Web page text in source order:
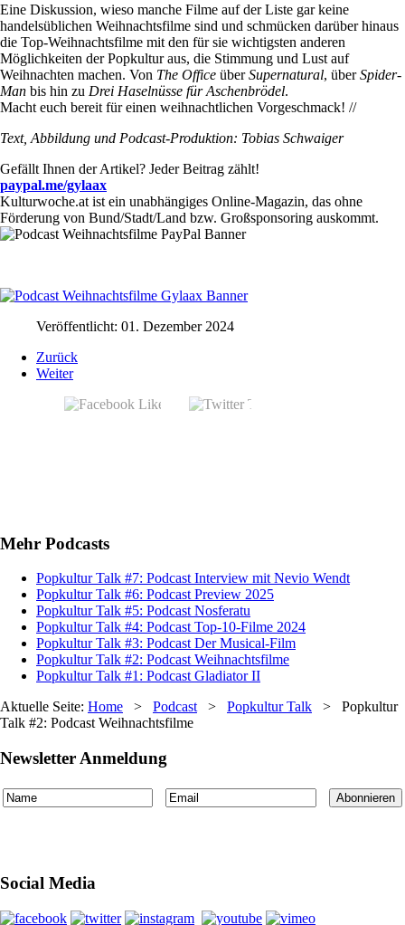
Eine Diskussion, wieso manche Filme auf der Liste gar keine
handelsüblichen Weihnachtsfilme sind und schmücken darüber hinaus
die Top-Weihnachtsfilme mit den für sie wichtigsten anderen
Möglichkeiten der Popkultur aus, die Stimmung und Lust auf
Weihnachten machen. Von The Office überSupernatural, überSpider-
Man bis hin zu Drei Haselnüsse für Aschenbrödel.
Macht euch bereit für einen weihnachtlichen Vorgeschmack! //
Text, Abbildung und Podcast-Produktion: Tobias Schwaiger
Gefällt Ihnen der Artikel? Jeder Beitrag zählt!
paypal.me/gylaax
Kulturwoche.at ist ein unabhängiges Online-Magazin, das ohne
Förderung von Bund/Stadt/Land bzw. Großsponsoring auskommt.
Veröffentlicht: 01. Dezember 2024
Zurück
Weiter
Mehr Podcasts
Popkultur Talk #7: Podcast Interview mit Nevio Wendt
Popkultur Talk #6: Podcast Preview 2025
Popkultur Talk #5: Podcast Nosferatu
Popkultur Talk #4: Podcast Top-10-Filme 2024
Popkultur Talk #3: Podcast Der Musical-Film
Popkultur Talk #2: Podcast Weihnachtsfilme
Popkultur Talk #1: Podcast Gladiator II
Aktuelle Seite: Home > Podcast > Popkultur Talk > Popkultur
Talk #2: Podcast Weihnachtsfilme
Newsletter Anmeldung
Social Media